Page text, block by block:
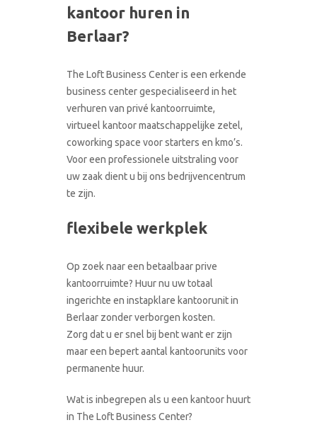
CONTACT
kantoor huren in
Berlaar?
The Loft Business Center is een erkende
business center gespecialiseerd in het
verhuren van privé kantoorruimte,
virtueel kantoor maatschappelijke zetel,
coworking space voor starters en kmo’s.
Voor een professionele uitstraling voor
uw zaak dient u bij ons bedrijvencentrum
te zijn.
flexibele werkplek
Op zoek naar een betaalbaar prive
kantoorruimte? Huur nu uw totaal
ingerichte en instapklare kantoorunit in
Berlaar zonder verborgen kosten.
Zorg dat u er snel bij bent want er zijn
maar een bepert aantal kantoorunits voor
permanente huur.
Wat is inbegrepen als u een kantoor huurt
in The Loft Business Center?